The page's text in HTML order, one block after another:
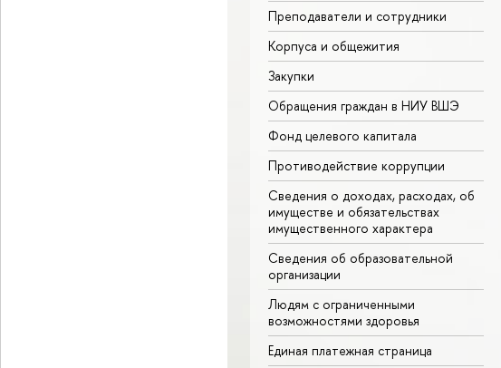
Преподаватели и сотрудники
Корпуса и общежития
Закупки
Обращения граждан в НИУ ВШЭ
Фонд целевого капитала
Противодействие коррупции
Сведения о доходах, расходах, об
имуществе и обязательствах
имущественного характера
Сведения об образовательной
организации
Людям с ограниченными
возможностями здоровья
Единая платежная страница